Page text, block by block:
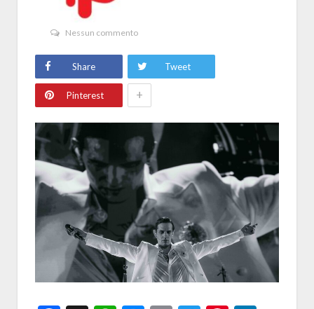
Nessun commento
Share Tweet
Pinterest +